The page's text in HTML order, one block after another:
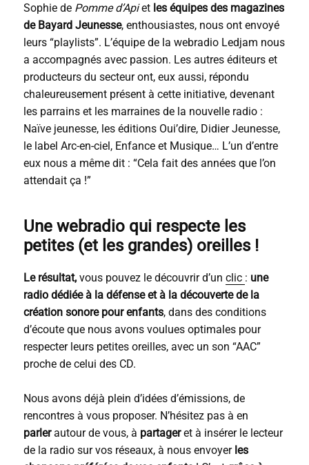
Sophie de Pomme d’Apiet les équipes des magazines
de Bayard Jeunesse, enthousiastes, nous ont envoyé
leurs “playlists”. L’équipe de la webradio Ledjam nous
a accompagnés avec passion. Les autres éditeurs et
producteurs du secteur ont, eux aussi, répondu
chaleureusement présent à cette initiative, devenant
les parrains et les marraines de la nouvelle radio :
Naïve jeunesse, les éditions Oui’dire, Didier Jeunesse,
le label Arc-en-ciel, Enfance et Musique… L’un d’entre
eux nous a même dit : “Cela fait des années que l’on
attendait ça !”
Une webradio qui respecte les
petites (et les grandes) oreilles !
Le résultat,vous pouvez le découvrir d’un clic : une
radio dédiée à la défense et à la découverte de la
création sonore pour enfants, dans des conditions
d’écoute que nous avons voulues optimales pour
respecter leurs petites oreilles, avec un son “AAC”
proche de celui des CD.
Nous avons déjà plein d’idées d’émissions, de
rencontres à vous proposer. N’hésitez pas à en
parlerautour de vous, à partageret à insérer le lecteur
de la radio sur vos réseaux, à nous envoyer les